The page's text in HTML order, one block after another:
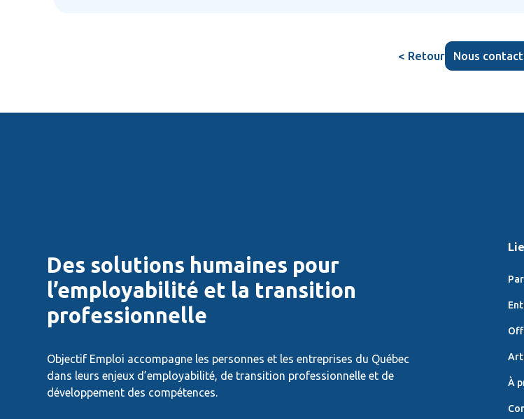
< Retour Nous
Des solutions humaines pour
l’employabilité et la transition
professionnelle
Objectif Emploi accompagne les personnes et les entreprises du Québec
dans leurs enjeux d’employabilité, de transition professionnelle et de
développement des compétences.
À